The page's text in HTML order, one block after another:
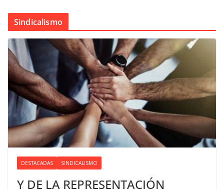
Sindicalismo
DESTACADAS SINDICALISMO
Y DE LA REPRESENTACIÓN